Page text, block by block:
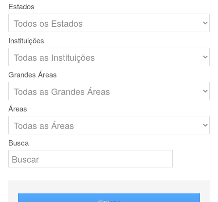
Estados
Instituições
Grandes Áreas
Áreas
Busca